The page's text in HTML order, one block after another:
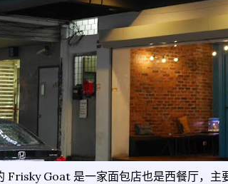
Frisky Goat 是一家面包店也是西餐厅，主